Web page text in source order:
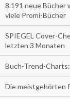
8.191 neue
viele Promi-Bücher
SPIEGEL Cover-
letzten 3 Monaten
Buch-Trend-
Die meistgehörten